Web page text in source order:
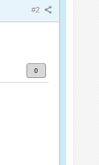
#2
0